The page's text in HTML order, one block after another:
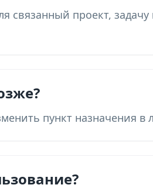
связанный проект,
пункт назначения в